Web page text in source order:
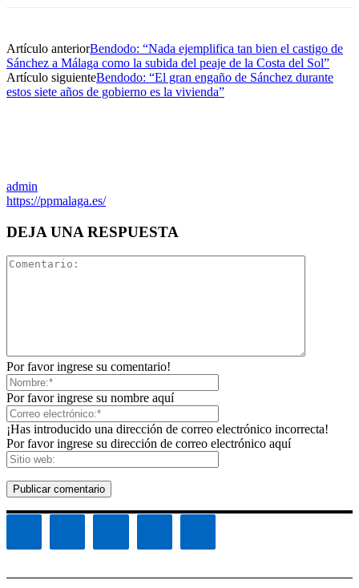
Artículo anteriorBendodo: “Nada ejemplifica tan bien el castigo de
Sánchez a Málaga como la subida del peaje de la Costa del Sol”
Artículo siguienteBendodo: “El gran engaño de Sánchez durante
estos siete años de gobierno es la vivienda”
admin
https://ppmalaga.es/
DEJA UNA RESPUESTA
Por favor ingrese su comentario!
Por favor ingrese su nombre aquí
¡Has introducido una dirección de correo electrónico incorrecta!
Por favor ingrese su dirección de correo electrónico aquí